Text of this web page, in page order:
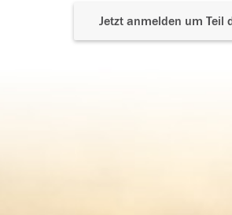
Jetzt anmelden um Teil